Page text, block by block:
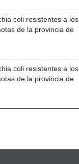
coli resistentes a los
de la provincia de
coli resistentes a los
de la provincia de